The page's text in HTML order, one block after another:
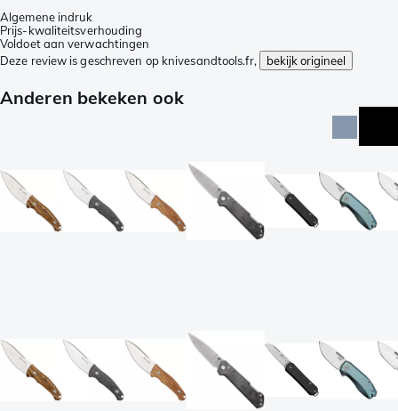
Algemene indruk
Prijs-kwaliteitsverhouding
Voldoet aan verwachtingen
Deze review is geschreven op knivesandtools.fr,
bekijk origineel
Anderen bekeken ook